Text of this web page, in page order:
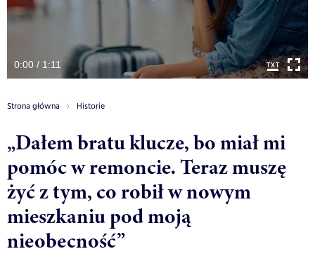
0:00 / 1:11
Strona główna Historie
„Dałem bratu klucze, bo miał mi
pomóc w remoncie. Teraz muszę
żyć z tym, co robił w nowym
mieszkaniu pod moją
nieobecność”